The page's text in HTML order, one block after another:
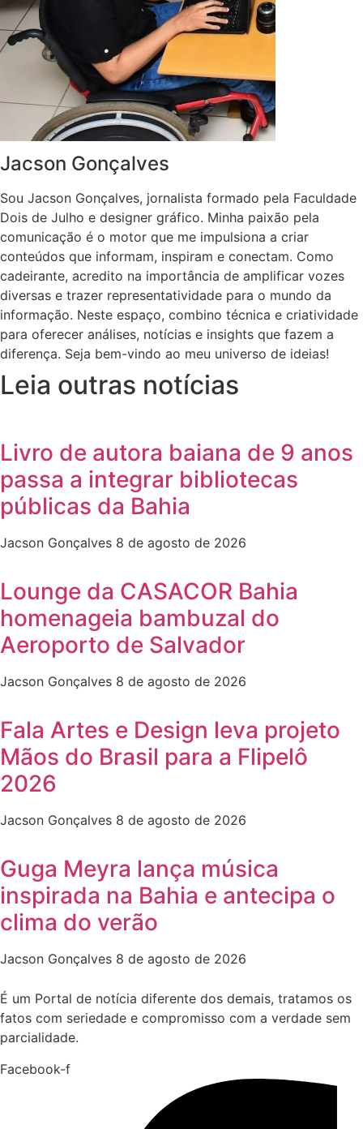
Jacson Gonçalves
Sou Jacson Gonçalves, jornalista formado pela Faculdade
Dois de Julho e designer gráfico. Minha paixão pela
comunicação é o motor que me impulsiona a criar
conteúdos que informam, inspiram e conectam. Como
cadeirante, acredito na importância de amplificar vozes
diversas e trazer representatividade para o mundo da
informação. Neste espaço, combino técnica e criatividade
para oferecer análises, notícias e insights que fazem a
diferença. Seja bem-vindo ao meu universo de ideias!
Leia outras notícias
Livro de autora baiana de 9 anos
passa a integrar bibliotecas
públicas da Bahia
Jacson Gonçalves 8 de agosto de 2026
Lounge da CASACOR Bahia
homenageia bambuzal do
Aeroporto de Salvador
Jacson Gonçalves 8 de agosto de 2026
Fala Artes e Design leva projeto
Mãos do Brasil para a Flipelô
2026
Jacson Gonçalves 8 de agosto de 2026
Guga Meyra lança música
inspirada na Bahia e antecipa o
clima do verão
Jacson Gonçalves 8 de agosto de 2026
É um Portal de notícia diferente dos demais, tratamos os
fatos com seriedade e compromisso com a verdade sem
parcialidade.
Facebook-f